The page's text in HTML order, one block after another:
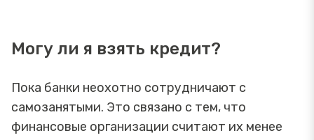
Могу ли я взять кредит?
Пока банки неохотно сотрудничают с
самозанятыми. Это связано с тем, что
финансовые организации считают их менее